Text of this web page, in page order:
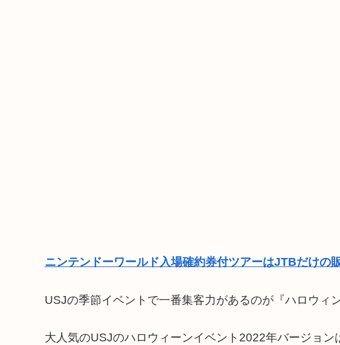
ニンテンドーワールド入場確約券付ツアーはJTBだけの
USJの季節イベントで一番集客力があるのが『ハロウィ
大人気のUSJのハロウィーンイベント2022年バージョン